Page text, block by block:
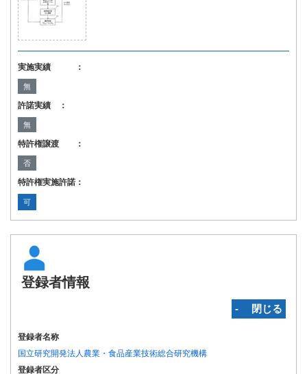
実施実績 ：
無
許諾実績 ：
無
特許権譲渡 ：
否
特許権実施許諾：
可
登録者情報
‐ 閉じる
登録者名称
国立研究開発法人農業・食品産業技術総合研究機構
登録者区分